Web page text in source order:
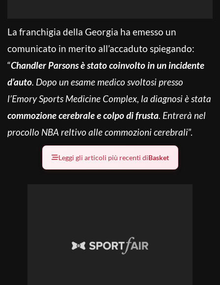
La franchigia della Georgia ha emesso un
comunicato in merito all’accaduto spiegando:
“Chandler Parsons è stato coinvolto in un incidente
d’auto. Dopo un esame medico svoltosi presso
l’Emory Sports Medicine Complex, la diagnosi è stata
commozione cerebrale e colpo di frusta. Entrerà nel
procollo NBA reltivo alle commozioni cerebrali”.
Leggi gli articoli più recenti diBasket